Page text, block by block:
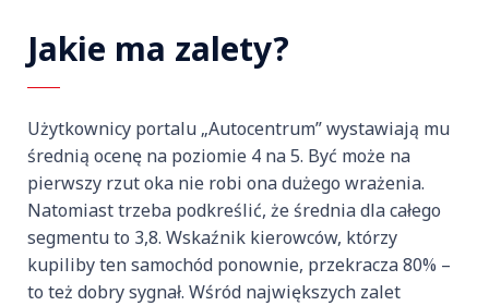
Jakie ma zalety?
Użytkownicy portalu „Autocentrum” wystawiają mu
średnią ocenę na poziomie 4 na 5. Być może na
pierwszy rzut oka nie robi ona dużego wrażenia.
Natomiast trzeba podkreślić, że średnia dla całego
segmentu to 3,8. Wskaźnik kierowców, którzy
kupiliby ten samochód ponownie, przekracza 80% –
to też dobry sygnał. Wśród największych zalet